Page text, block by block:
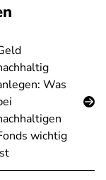
Was
wichtig